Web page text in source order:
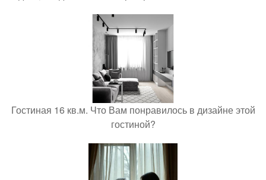
Гостиная 16 кв.м. Что Вам понравилось в дизайне этой
гостиной?